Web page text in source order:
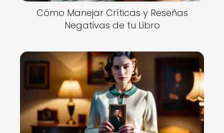
Cómo Manejar Críticas y Reseñas
Negativas de tu Libro